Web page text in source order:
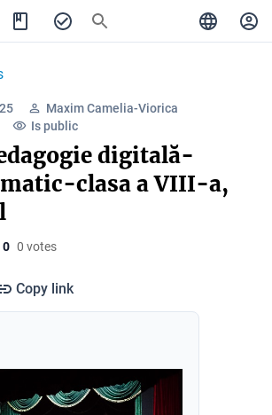
Maxim Camelia-Viorica
Is public
digitală-
clasa a VIII-a,
0 0 votes
Copy link